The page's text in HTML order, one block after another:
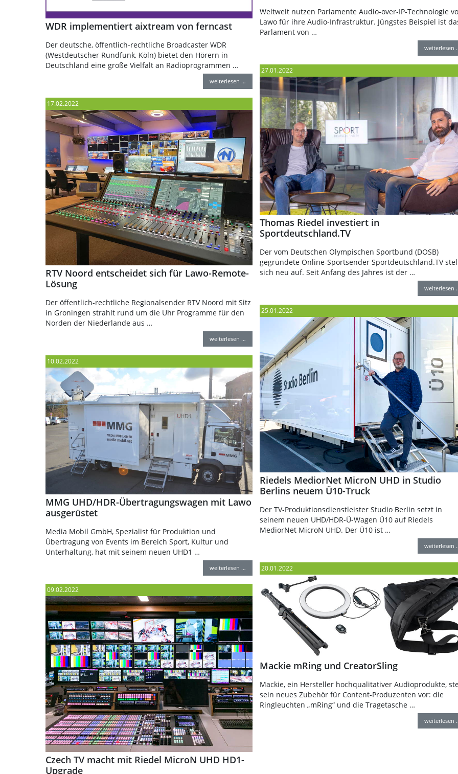
WDR implementiert aixtream von ferncast
Der deutsche, öffentlich-rechtliche Broadcaster WDR
(Westdeutscher Rundfunk, Köln) bietet den Hörern in
Deutschland eine große Vielfalt an Radioprogrammen …
weiterlesen …
17.02.2022
RTV Noord entscheidet sich für Lawo-Remote-
Lösung
Der öffentlich-rechtliche Regionalsender RTV Noord mit Sitz
in Groningen strahlt rund um die Uhr Programme für den
Norden der Niederlande aus …
weiterlesen …
10.02.2022
MMG UHD/HDR-Übertragungswagen mit Lawo
ausgerüstet
Media Mobil GmbH, Spezialist für Produktion und
Übertragung von Events im Bereich Sport, Kultur und
Unterhaltung, hat mit seinem neuen UHD1 …
weiterlesen …
09.02.2022
Czech TV macht mit Riedel MicroN UHD HD1-
Upgrade
Weltweit nutzen Parlamente Audio-over-IP-Technologie
Lawo für ihre Audio-Infrastruktur. Jüngstes Beispiel ist
Parlament von …
weiterlesen
27.01.2022
Thomas Riedel investiert in
Sportdeutschland.TV
Der vom Deutschen Olympischen Sportbund (DOSB)
gegründete Online-Sportsender Sportdeutschland.TV
sich neu auf. Seit Anfang des Jahres ist der …
weiterlesen
25.01.2022
Riedels MediorNet MicroN UHD in Studio
Berlins neuem Ü10-Truck
Der TV-Produktionsdienstleister Studio Berlin setzt in
seinem neuen UHD/HDR-Ü-Wagen Ü10 auf Riedels
MediorNet MicroN UHD. Der Ü10 ist …
weiterlesen
20.01.2022
Mackie mRing und CreatorSling
Mackie, ein Hersteller hochqualitativer Audioprodukte,
sein neues Zubehör für Content-Produzenten vor: die
Ringleuchten „mRing“ und die Tragetasche …
weiterlesen